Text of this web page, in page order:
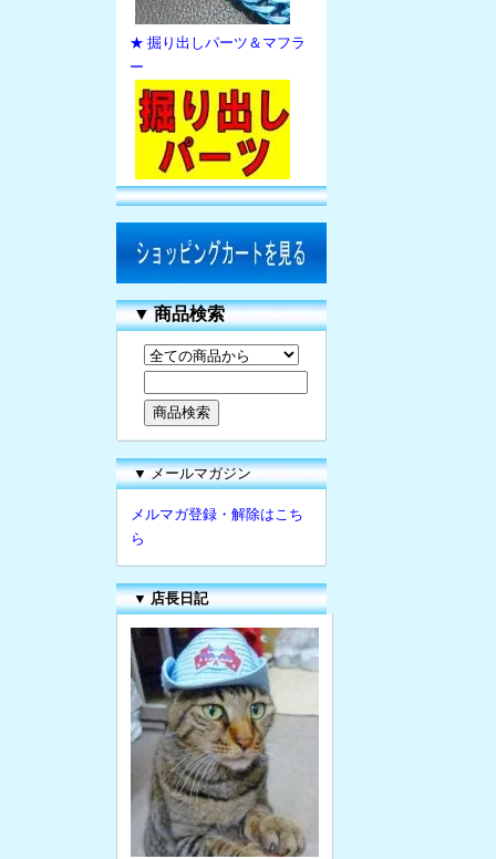
★ 掘り出しパーツ＆マフラ
ー
▼商品検索
▼ メールマガジン
メルマガ登録・解除はこち
ら
▼ 店長日記